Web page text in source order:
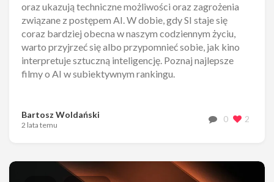
oraz ukazują techniczne możliwości oraz zagrożenia
związane z postępem AI. W dobie, gdy SI staje się
coraz bardziej obecna w naszym codziennym życiu,
warto przyjrzeć się albo przypomnieć sobie, jak kino
interpretuje sztuczną inteligencję. Poznaj najlepsze
filmy o AI w subiektywnym rankingu.
Bartosz Woldański
2 lata temu
0 2